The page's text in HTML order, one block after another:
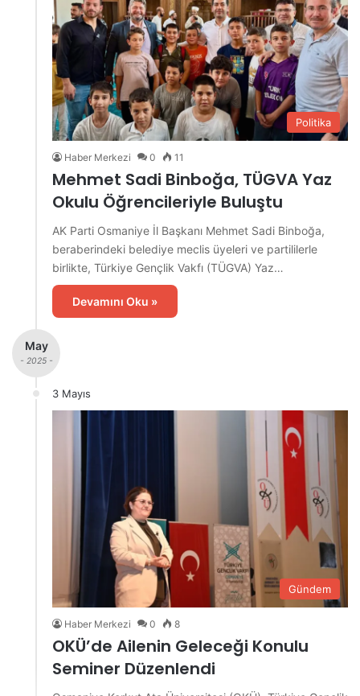
Politika
Haber Merkezi 0 11
Mehmet Sadi Binboğa, TÜGVA Yaz
Okulu Öğrencileriyle Buluştu
AK Parti Osmaniye İl Başkanı Mehmet Sadi Binboğa,
beraberindeki belediye meclis üyeleri ve partililerle
birlikte, Türkiye Gençlik Vakfı (TÜGVA) Yaz…
Devamını Oku »
May
- 2025 -
3 Mayıs
Gündem
Haber Merkezi 0 8
OKÜ’de Ailenin Geleceği Konulu
Seminer Düzenlendi